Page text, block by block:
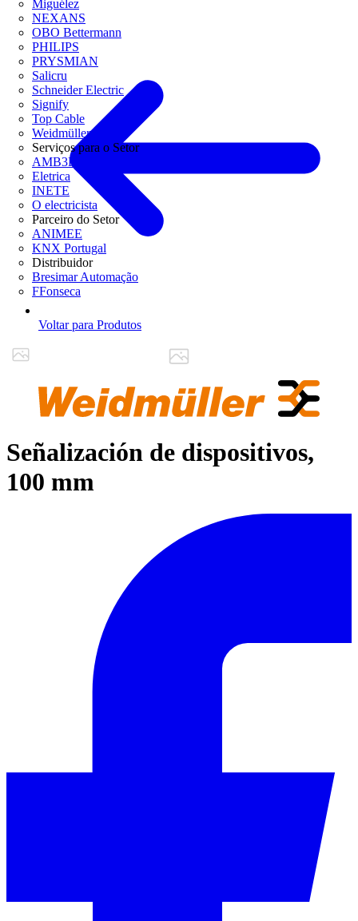
Miguélez
NEXANS
OBO Bettermann
PHILIPS
PRYSMIAN
Salicru
Schneider Electric
Signify
Top Cable
Weidmüller
Serviços para o Setor
AMB3E
Eletrica
INETE
O electricista
Parceiro do Setor
ANIMEE
KNX Portugal
Distribuidor
Bresimar Automação
FFonseca
Voltar para Produtos
Señalización de dispositivos,
100 mm